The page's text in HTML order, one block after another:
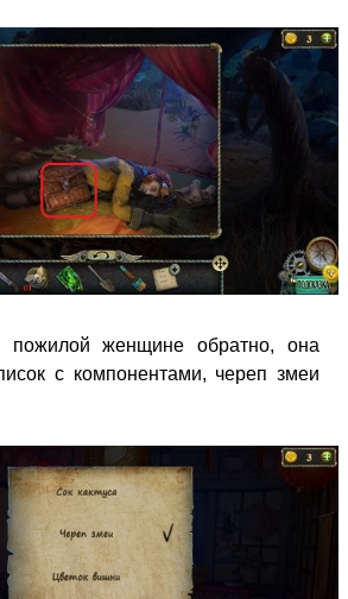
пожилой женщине обратно, она
с компонентами, череп змеи